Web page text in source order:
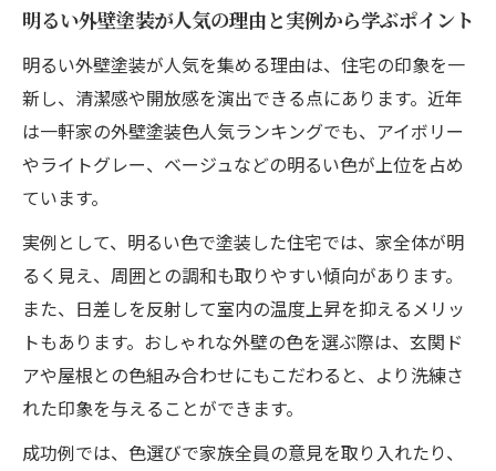
明るい外壁塗装が人気の理由と実例から学ぶポイント
明るい外壁塗装が人気を集める理由は、住宅の印象を一
新し、清潔感や開放感を演出できる点にあります。近年
は一軒家の外壁塗装色人気ランキングでも、アイボリー
やライトグレー、ベージュなどの明るい色が上位を占め
ています。
実例として、明るい色で塗装した住宅では、家全体が明
るく見え、周囲との調和も取りやすい傾向があります。
また、日差しを反射して室内の温度上昇を抑えるメリッ
トもあります。おしゃれな外壁の色を選ぶ際は、玄関ド
アや屋根との色組み合わせにもこだわると、より洗練さ
れた印象を与えることができます。
成功例では、色選びで家族全員の意見を取り入れたり、